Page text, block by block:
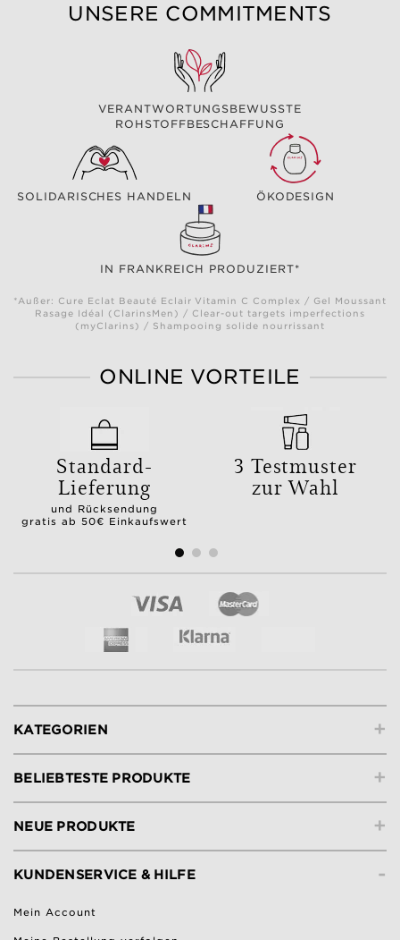
UNSERE COMMITMENTS
VERANTWORTUNGSBEWUSSTE
ROHSTOFFBESCHAFFUNG
SOLIDARISCHES HANDELN ÖKODESIGN
IN FRANKREICH PRODUZIERT*
*Außer: Cure Eclat Beauté Eclair Vitamin C Complex / Gel Moussant
Rasage Idéal (ClarinsMen) / Clear-out targets imperfections
(myClarins) / Shampooing solide nourrissant
ONLINE VORTEILE
Standard-
Lieferung
und Rücksendung
gratis ab 50€ Einkaufswert
3 Testmuster
zur Wahl
+
KATEGORIEN
+
BELIEBTESTE PRODUKTE
+
NEUE PRODUKTE
-
KUNDENSERVICE & HILFE
Mein Account